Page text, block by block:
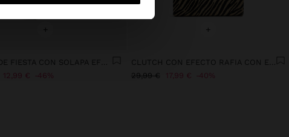
BOLSO DE FIESTA CON SOLAPA EFECTO PIEL
12,99 € 46%
+
CLUTCH CON EFECTO RAFIA CON ESTAMPADO ANIMAL
29,99 € 17,99 € 40%